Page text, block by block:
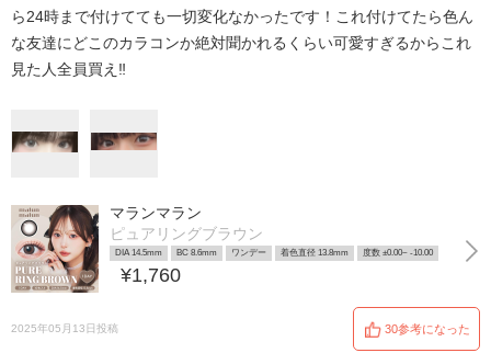
ら24時まで付けてても一切変化なかったです！これ付けてたら色ん
な友達にどこのカラコンか絶対聞かれるくらい可愛すぎるからこれ
見た人全員買え‼️
マランマラン
ピュアリングブラウン
DIA 14.5mm BC 8.6mm ワンデー 着色直径 13.8mm 度数 ±0.00~ -10.00
¥1,760
2025年05月13日投稿 30参考になった